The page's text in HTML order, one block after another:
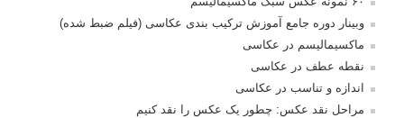
وبینار دوره جامع آموزش ترکیب بندی عکاسی (فیلم ضبط شده)
ماکسیمالیسم در عکاسی
نقطه عطف در عکاسی
اندازه و تناسب در عکاسی
مراحل نقد عکس: چطور یک عکس را نقد کنیم